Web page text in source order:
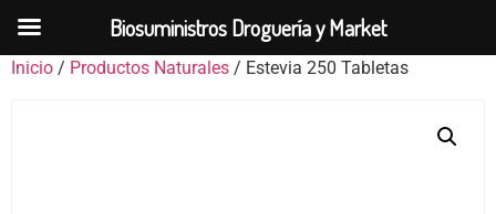
Inicio / Productos Naturales / Estevia 250 Tabletas
Biosuministros Droguería y Market